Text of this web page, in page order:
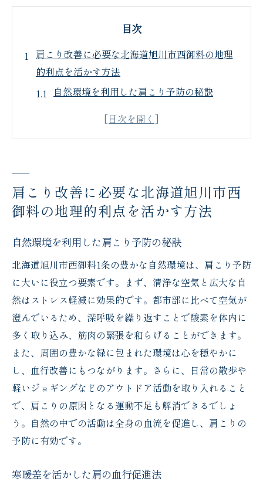
目次
肩こり改善に必要な北海道旭川市西御料の地理
的利点を活かす方法
自然環境を利用した肩こり予防の秘訣
寒暖差を活かした肩の血行促進法
地元食材を使った食事で肩こり改善
肩こりの原因を探る北海道旭川市西御料で効果
肩こりを引き起こす生活習慣とは
地域特有の肩こり原因を探る
姿勢改善のための地元の特性を活かす
ストレスと肩こりの関係を考察
気候が影響する肩こりのメカニズム
肩こりを緩和するための心理的アプローチ
肩こりの早期改善に効果的な地元のストレッチ
法を実践
初心者でも簡単にできるストレッチ法
地元の風景を眺めながらのストレッチ
肩甲骨を意識した効果的な運動
肩こり改善に必要な北海道旭川市西
御料の地理的利点を活かす方法
自然環境を利用した肩こり予防の秘訣
北海道旭川市西御料1条の豊かな自然環境は、肩こり予防
に大いに役立つ要素です。まず、清浄な空気と広大な自
然はストレス軽減に効果的です。都市部に比べて空気が
澄んでいるため、深呼吸を繰り返すことで酸素を体内に
多く取り込み、筋肉の緊張を和らげることができます。
また、周囲の豊かな緑に包まれた環境は心を穏やかに
し、血行改善にもつながります。さらに、日常の散歩や
軽いジョギングなどのアウトドア活動を取り入れること
で、肩こりの原因となる運動不足も解消できるでしょ
う。自然の中での活動は全身の血流を促進し、肩こりの
予防に有効です。
寒暖差を活かした肩の血行促進法